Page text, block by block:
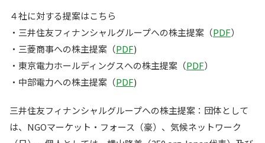
４社に対する提案はこちら
・三井住友フィナンシャルグループへの株主提案（PDF）
・三菱商事への株主提案（PDF)
・東京電力ホールディングスへの株主提案（PDF）
・中部電力への株主提案（PDF)
三井住友フィナンシャルグループへの株主提案：団体として
は、NGOマーケット・フォース（豪）、気候ネットワーク